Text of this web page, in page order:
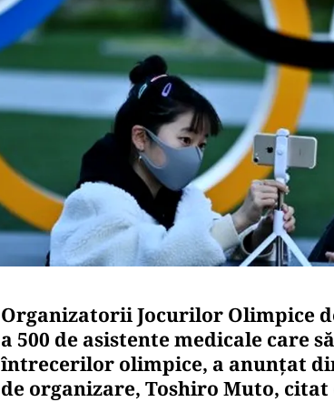
Organizatorii Jocurilor Olimpice
a 500 de asistente medicale care
întrecerilor olimpice, a anunţat
de organizare, Toshiro Muto, citat